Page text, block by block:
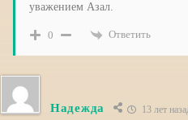
уважением Азал.
0 Ответить
Надежда 13 лет